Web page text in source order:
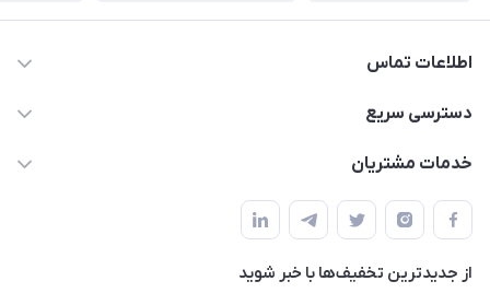
اطلاعات تماس
09398557137
سمت چپ (فروشگاه صوتی عباسی) - "تحویل حضوری فقط با
هماهنگی"
دسترسی سریع
لیست محصولات
حساب کاربری
تماس با ما
خدمات مشتریان
راهنما
پرسش های شما
شرایط و ضوابط گارانتی
از جدید‌ترین تخفیف‌ها با‌ خبر شوید